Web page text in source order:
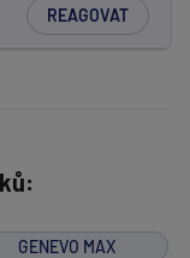
REAGOVAT
GENEVO MAX